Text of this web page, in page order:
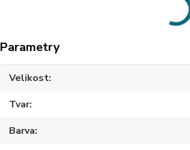
Parametry
Velikost
Tvar
Barva